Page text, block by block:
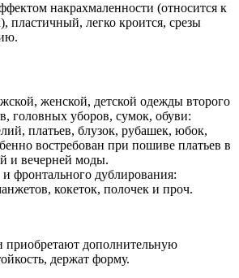
накрахмаленности (относится к
пластичный, легко кроится, срезы
женской, детской одежды второго
головных уборов, сумок, обуви:
платьев, блузок, рубашек, юбок,
востребован при пошиве платьев в
и вечерней моды.
и фронтального дублирования:
кокеток, полочек и проч.
приобретают дополнительную
держат форму.